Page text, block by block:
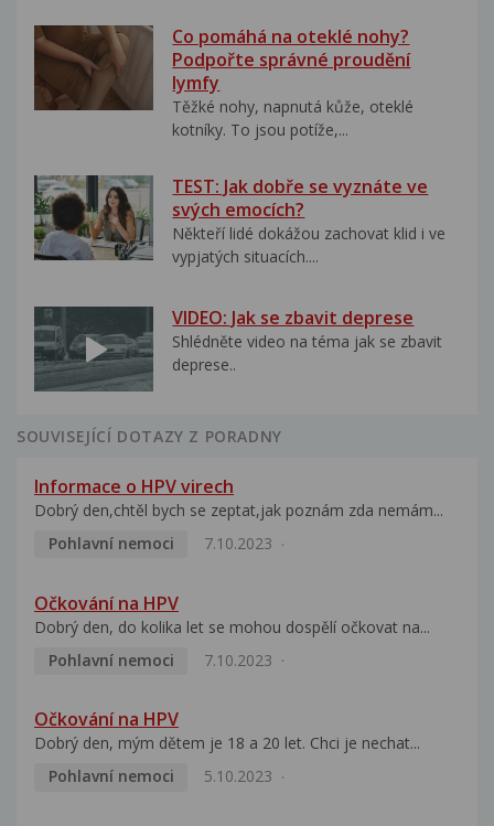
Co pomáhá na oteklé nohy?
Podpořte správné proudění
lymfy
Těžké nohy, napnutá kůže, oteklé
kotníky. To jsou potíže,...
TEST: Jak dobře se vyznáte ve
svých emocích?
Někteří lidé dokážou zachovat klid i ve
vypjatých situacích....
VIDEO: Jak se zbavit deprese
Shlédněte video na téma jak se zbavit
deprese..
SOUVISEJÍCÍ DOTAZY Z PORADNY
Informace o HPV virech
Dobrý den,chtěl bych se zeptat,jak poznám zda nemám...
Pohlavní nemoci
7.10.2023
Očkování na HPV
Dobrý den, do kolika let se mohou dospělí očkovat na...
Pohlavní nemoci
7.10.2023
Očkování na HPV
Dobrý den, mým dětem je 18 a 20 let. Chci je nechat...
Pohlavní nemoci
5.10.2023